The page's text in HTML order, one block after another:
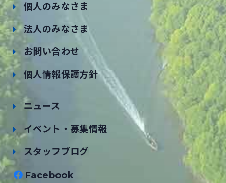
個人のみなさま
法人のみなさま
お問い合わせ
個人情報保護方針
ニュース
イベント・募集情報
スタッフブログ
Facebook